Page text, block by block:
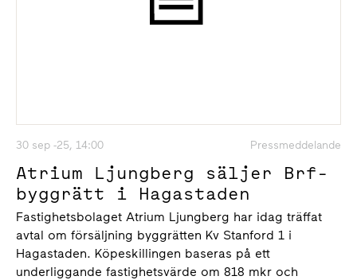
30 sep -25, 14:00 Pressmeddelande
Atrium Ljungberg säljer Brf-
byggrätt i Hagastaden
Fastighetsbolaget Atrium Ljungberg har idag träffat
avtal om försäljning byggrätten Kv Stanford 1 i
Hagastaden. Köpeskillingen baseras på ett
underliggande fastighetsvärde om 818 mkr och